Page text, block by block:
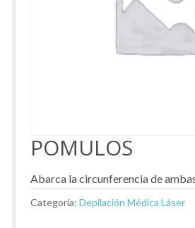
POMULOS
Abarca la circunferencia de
Categoría: Depilación Médica Láser